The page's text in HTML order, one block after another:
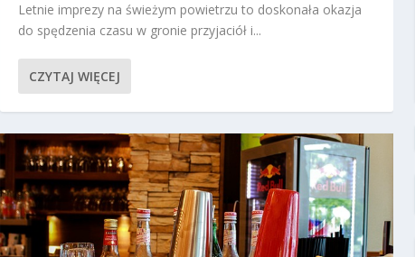
Letnie imprezy na świeżym powietrzu to doskonała okazja
do spędzenia czasu w gronie przyjaciół i...
CZYTAJ WIĘCEJ